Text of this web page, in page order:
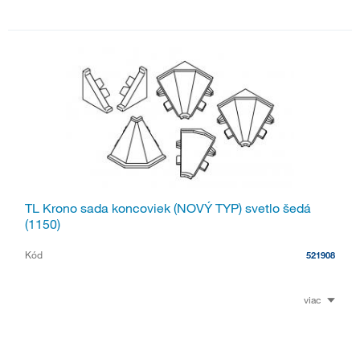
TL Krono sada koncoviek (NOVÝ TYP) svetlo šedá
(1150)
Kód 521908
viac